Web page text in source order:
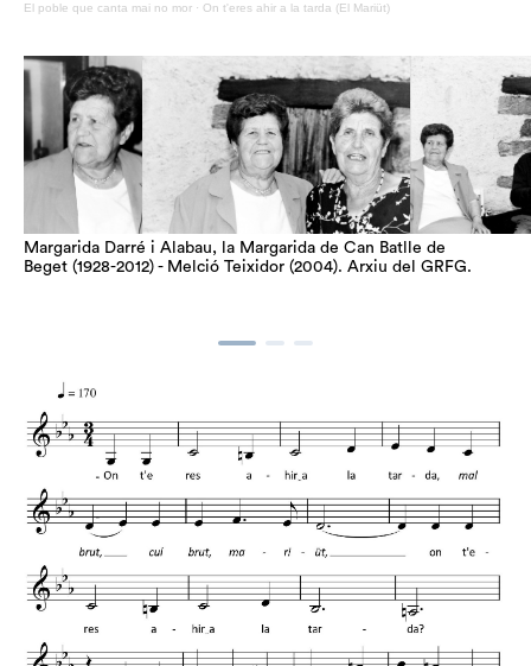
El poble que canta mai no mor · On t'eres ahir a la tarda (El Mariüt)
Margarida Darré i Alabau, la Margarida de Can Batlle de
Beget (1928-2012) - Melció Teixidor (2004). Arxiu del GRFG.